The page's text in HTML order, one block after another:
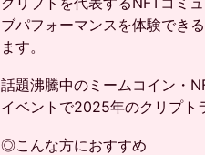
ブパフォーマンスを体験でき
ます。
話題沸騰中のミームコイン・
イベントで2025年のクリプト
​◎こんな方におすすめ